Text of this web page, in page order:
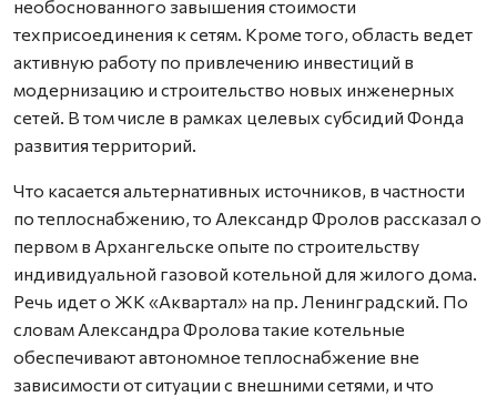
необоснованного завышения стоимости
техприсоединения к сетям. Кроме того, область ведет
активную работу по привлечению инвестиций в
модернизацию и строительство новых инженерных
сетей. В том числе в рамках целевых субсидий Фонда
развития территорий.
Что касается альтернативных источников, в частности
по теплоснабжению, то Александр Фролов рассказал о
первом в Архангельске опыте по строительству
индивидуальной газовой котельной для жилого дома.
Речь идет о ЖК «Аквартал» на пр. Ленинградский. По
словам Александра Фролова такие котельные
обеспечивают автономное теплоснабжение вне
зависимости от ситуации с внешними сетями, и что